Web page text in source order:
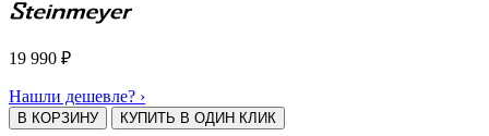
19 990 ₽
Нашли дешевле? ›
В КОРЗИНУ КУПИТЬ В ОДИН КЛИК